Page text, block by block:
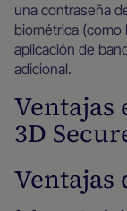
una contraseña
biométrica (como
aplicación de
adicional.
Ventajas
3D
Ventajas